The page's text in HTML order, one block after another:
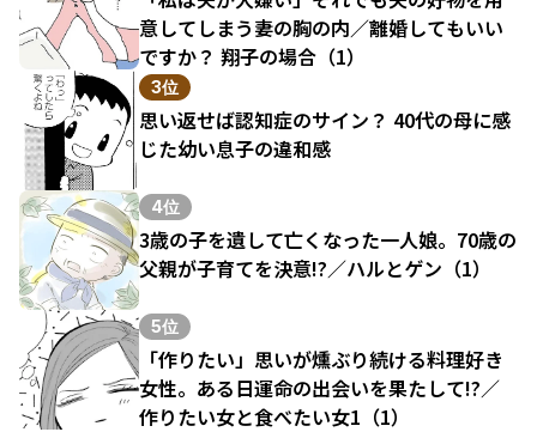
意してしまう妻の胸の内／離婚してもいい
ですか？ 翔子の場合（1）
3位
思い返せば認知症のサイン？ 40代の母に感
じた幼い息子の違和感
4位
3歳の子を遺して亡くなった一人娘。70歳の
父親が子育てを決意!?／ハルとゲン（1）
5位
「作りたい」思いが燻ぶり続ける料理好き
女性。ある日運命の出会いを果たして!?／
作りたい女と食べたい女1（1）